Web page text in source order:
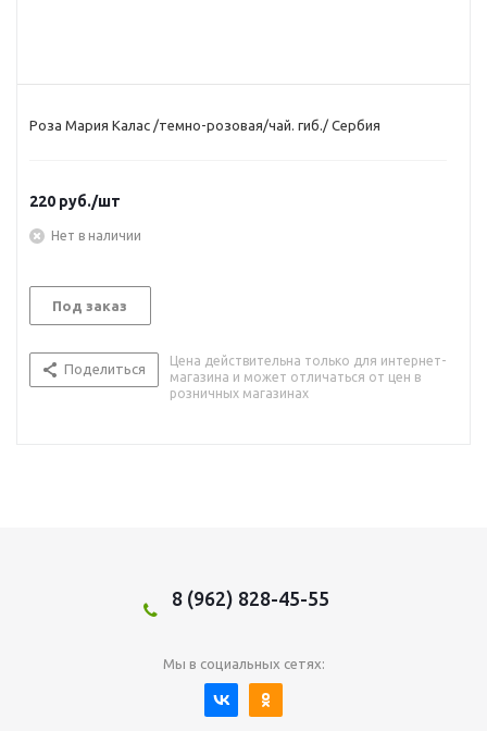
Роза Мария Калас /темно-розовая/чай. гиб./ Сербия
220 руб./шт
Нет в наличии
Под заказ
Поделиться
Цена действительна только для интернет-
магазина и может отличаться от цен в
розничных магазинах
8 (962) 828-45-55
Мы в социальных сетях: